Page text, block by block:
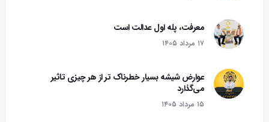
معرفت، پله اول عدالت است
۱۷ مرداد ۱۴۰۵
عوارض شیشه بسیار خطرناک تر از هر چیزی تاثیر
می‌گذارد
۱۵ مرداد ۱۴۰۵